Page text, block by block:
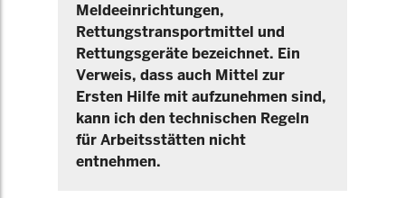
Meldeeinrichtungen,
Rettungstransportmittel und
Rettungsgeräte bezeichnet. Ein
Verweis, dass auch Mittel zur
Ersten Hilfe mit aufzunehmen sind,
kann ich den technischen Regeln
für Arbeitsstätten nicht
entnehmen.